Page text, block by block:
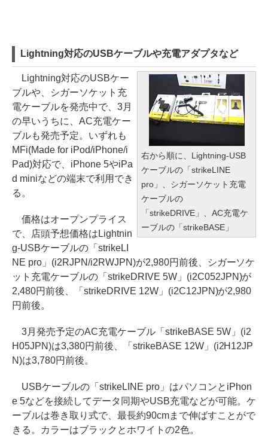
Lightning対応のUSBケーブルや充電アダプタなど
右から順に、Lightning-USB
ケーブルの「strikeLINE
pro」、シガーソケット充電
ケーブルの
「strikeDRIVE」、AC充電ケ
ーブルの「strikeBASE」
Lightning対応のUSBケー
ブルや、シガーソケット充
電ケーブルを発売中で、3月
の早いうちに、AC充電ケー
ブルも発売予定。いずれも
MFi(Made for iPod/iPhone/i
Pad)対応で、iPhone 5やiPa
d miniなどの端末で利用でき
る。
価格はオープンプライス
で、店頭予想価格はLightnin
g-USBケーブルの「strikeLI
NE pro」(i2RJPN/i2RWJPN)が2,980円前後、シガーソケ
ット充電ケーブルの「strikeDRIVE 5W」(i2C052JPN)が
2,480円前後、「strikeDRIVE 12W」(i2C12JPN)が2,980
円前後。
3月発売予定のAC充電ケーブル「strikeBASE 5W」(i2
H05JPN)は3,380円前後、「strikeBASE 12W」(i2H12JP
N)は3,780円前後。
USBケーブルの「strikeLINE pro」はパソコンとiPhon
e 5などを接続してデータ同期やUSB充電などが可能。ケ
ーブルは巻き取り式で、最長約90cmまで伸ばすことがで
きる。カラーはブラックとホワイトの2色。